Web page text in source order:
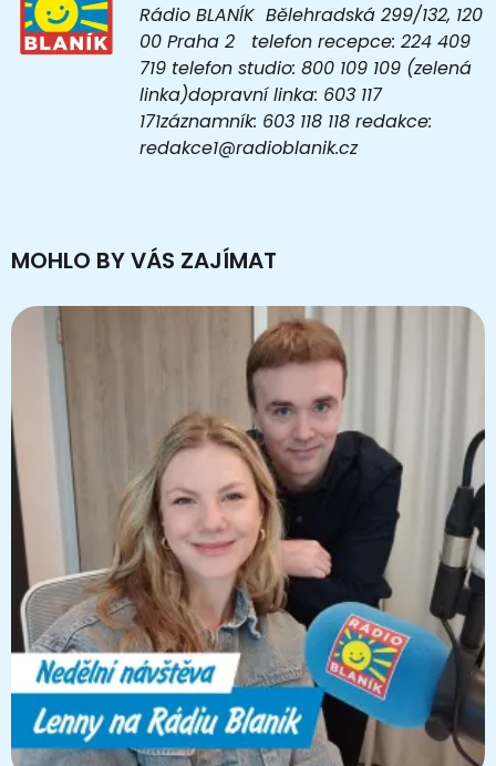
Rádio BLANÍK Bělehradská 299/132, 120
00 Praha 2 telefon recepce: 224 409
719 telefon studio: 800 109 109 (zelená
linka)dopravní linka: 603 117
171záznamník: 603 118 118 redakce:
redakce1@radioblanik.cz
MOHLO BY VÁS ZAJÍMAT